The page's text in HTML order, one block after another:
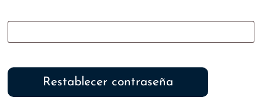
Restablecer contraseña